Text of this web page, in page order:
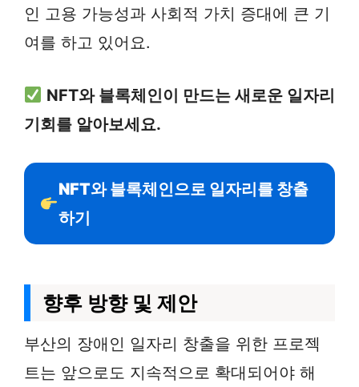
인 고용 가능성과 사회적 가치 증대에 큰 기
여를 하고 있어요.
NFT와 블록체인이 만드는 새로운 일자리
기회를 알아보세요.
NFT와 블록체인으로 일자리를 창출
하기
향후 방향 및 제안
부산의 장애인 일자리 창출을 위한 프로젝
트는 앞으로도 지속적으로 확대되어야 해